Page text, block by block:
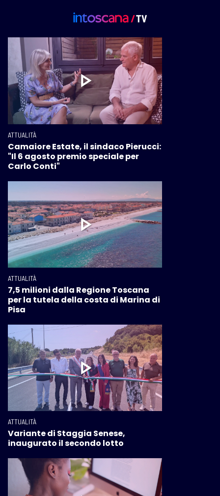
ATTUALITÀ
Camaiore Estate, il sindaco Pierucci:
"Il 6 agosto premio speciale per
Carlo Conti"
ATTUALITÀ
7,5 milioni dalla Regione Toscana
per la tutela della costa di Marina di
Pisa
ATTUALITÀ
Variante di Staggia Senese,
inaugurato il secondo lotto